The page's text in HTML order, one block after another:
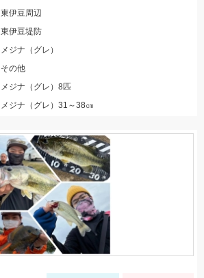
東伊豆周辺
東伊豆堤防
メジナ（グレ）
その他
メジナ（グレ）8匹
メジナ（グレ）31～38㎝